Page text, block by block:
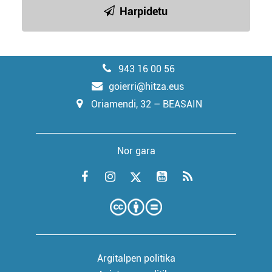
Harpidetu
943 16 00 56
goierri@hitza.eus
Oriamendi, 32 – BEASAIN
Nor gara
Argitalpen politika